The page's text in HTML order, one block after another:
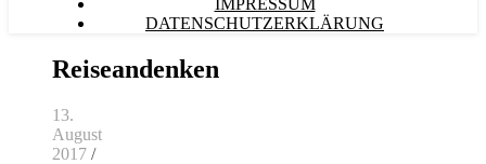
IMPRESSUM
DATENSCHUTZERKLÄRUNG
Reiseandenken
13.
August
2017 /